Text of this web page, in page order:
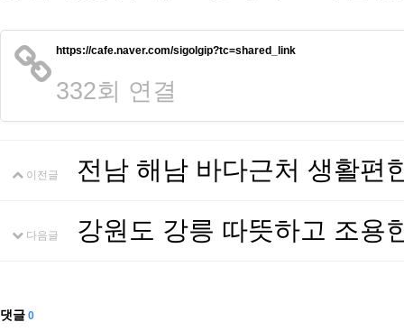
https://cafe.naver.com/sigolgip?tc=shared_link
332회 연결
이전글 전남 해남 바다근처 생활편
다음글 강원도 강릉 따뜻하고 조용
댓글 0